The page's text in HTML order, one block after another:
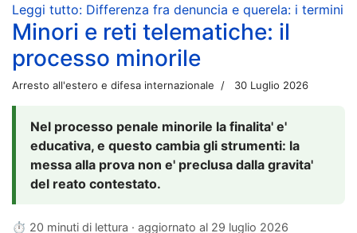
Leggi tutto: Differenza fra denuncia e querela: i termini
Minori e reti telematiche: il
processo minorile
Arresto all'estero e difesa internazionale 30 Luglio 2026
Nel processo penale minorile la finalita' e'
educativa, e questo cambia gli strumenti: la
messa alla prova non e' preclusa dalla gravita'
del reato contestato.
⏱ 20 minuti di lettura · aggiornato al 29 luglio 2026